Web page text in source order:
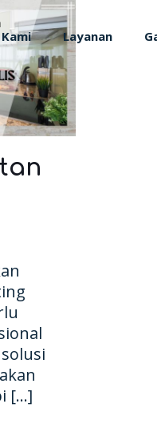
Layanan
[…]